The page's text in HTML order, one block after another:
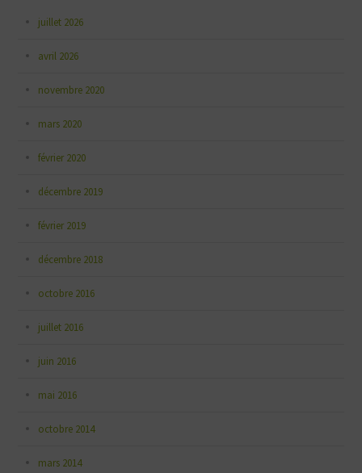
juillet 2026
avril 2026
novembre 2020
mars 2020
février 2020
décembre 2019
février 2019
décembre 2018
octobre 2016
juillet 2016
juin 2016
mai 2016
octobre 2014
mars 2014